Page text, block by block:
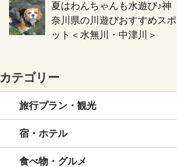
夏はわんちゃんも水遊び♪神
奈川県の川遊びおすすめスポ
ット＜水無川・中津川＞
カテゴリー
旅行プラン・観光
宿・ホテル
食べ物・グルメ